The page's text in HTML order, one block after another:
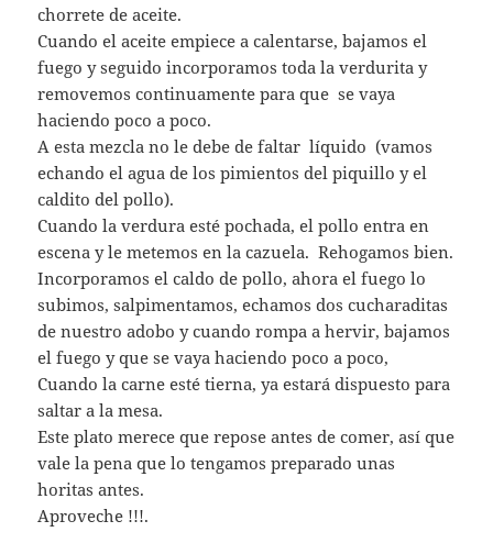
chorrete de aceite.
Cuando el aceite empiece a calentarse, bajamos el
fuego y seguido incorporamos toda la verdurita y
removemos continuamente para que se vaya
haciendo poco a poco.
A esta mezcla no le debe de faltar líquido (vamos
echando el agua de los pimientos del piquillo y el
caldito del pollo).
Cuando la verdura esté pochada, el pollo entra en
escena y le metemos en la cazuela. Rehogamos bien.
Incorporamos el caldo de pollo, ahora el fuego lo
subimos, salpimentamos, echamos dos cucharaditas
de nuestro adobo y cuando rompa a hervir, bajamos
el fuego y que se vaya haciendo poco a poco,
Cuando la carne esté tierna, ya estará dispuesto para
saltar a la mesa.
Este plato merece que repose antes de comer, así que
vale la pena que lo tengamos preparado unas
horitas antes.
Aproveche !!!.